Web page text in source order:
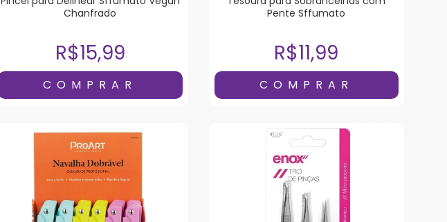
Chanfrado
R$15,99
Pente Sffumato
R$11,99